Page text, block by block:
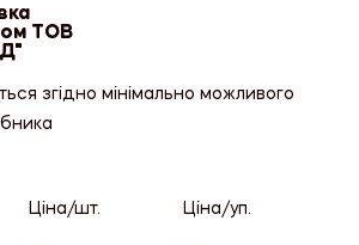
ТОВ
згідно мінімально можливого
Ціна/шт. Ціна/уп.